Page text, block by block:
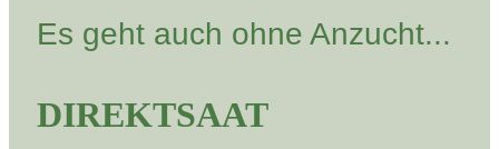
Es geht auch ohne Anzucht...
DIREKTSAAT